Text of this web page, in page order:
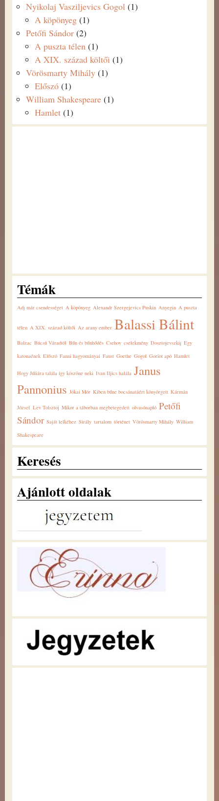
Nyikolaj Vasziljevics Gogol (1)
A köpönyeg (1)
Petőfi Sándor (2)
A puszta télen (1)
A XIX. század költői (1)
Vörösmarty Mihály (1)
Előszó (1)
William Shakespeare (1)
Hamlet (1)
Témák
Adj már csendességet A köpönyeg Alexandr Szergejevics Puskin Anyegin A puszta
télen A XIX. század költői Az arany ember Balassi Bálint
Balzac Búcsú Váradtól Bűn és bűnhődés Csehov cselekmény Dosztojevszkij Egy
katonaének Előszó Fanni hagyományai Faust Goethe Gogol Goriot apó Hamlet
Hogy Júliára talála így köszöne neki Ivan Iljics halála Janus
Pannonius Jókai Mór Kiben bűne bocsánatáért könyörgett Kármán
József Lev Tolsztoj Mikor a táborban megbetegedett olvasónapló Petőfi
Sándor Saját lelkéhez Sirály tartalom történet Vörösmarty Mihály William
Shakespeare
Keresés
Ajánlott oldalak